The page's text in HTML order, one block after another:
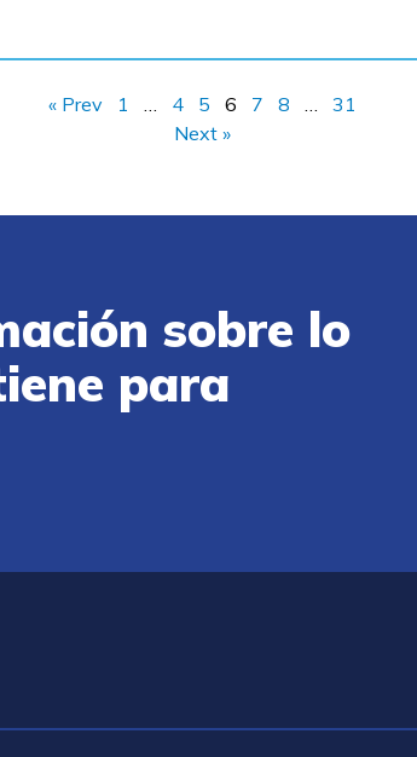
« Prev 1 4 5 6 7 8
31
Next »
sobre lo
para